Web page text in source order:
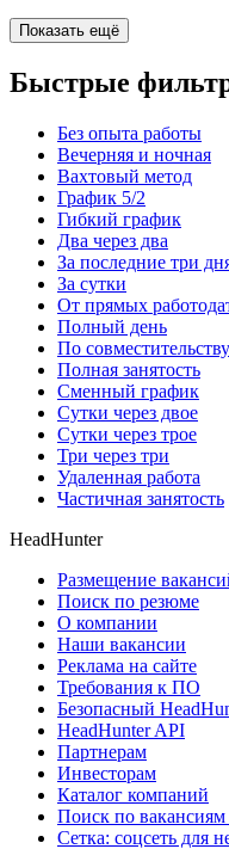
Показать ещё
Быстрые
Без опыта работы
Вечерняя и ночная
Вахтовый метод
График 5/2
Гибкий график
Два через два
За последние три
За сутки
От прямых
Полный день
По совместительству
Полная занятость
Сменный график
Сутки через двое
Сутки через трое
Три через три
Удаленная работа
Частичная занятость
HeadHunter
Размещение
Поиск по резюме
О компании
Наши вакансии
Реклама на сайте
Требования к ПО
Безопасный
HeadHunter API
Партнерам
Инвесторам
Каталог компаний
Поиск по вакансиям
Сетка: соцсеть для